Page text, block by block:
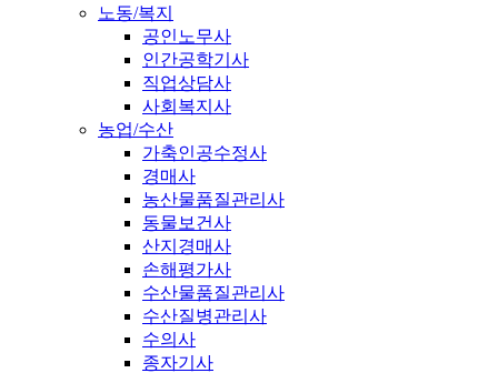
노동/복지
공인노무사
인간공학기사
직업상담사
사회복지사
농업/수산
가축인공수정사
경매사
농산물품질관리사
동물보건사
산지경매사
손해평가사
수산물품질관리사
수산질병관리사
수의사
종자기사